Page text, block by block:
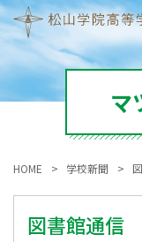
マ
HOME 学校新聞
図書館通信